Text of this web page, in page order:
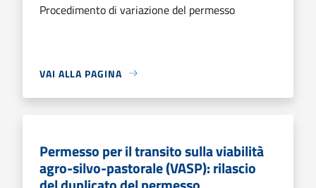
Procedimento di variazione del permesso
VAI ALLA PAGINA
Permesso per il transito sulla viabilità
agro-silvo-pastorale (VASP): rilascio